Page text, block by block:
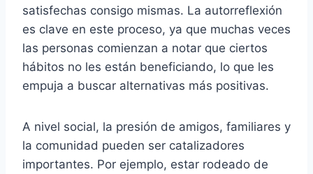
satisfechas consigo mismas. La autorreflexión
es clave en este proceso, ya que muchas veces
las personas comienzan a notar que ciertos
hábitos no les están beneficiando, lo que les
empuja a buscar alternativas más positivas.
A nivel social, la presión de amigos, familiares y
la comunidad pueden ser catalizadores
importantes. Por ejemplo, estar rodeado de